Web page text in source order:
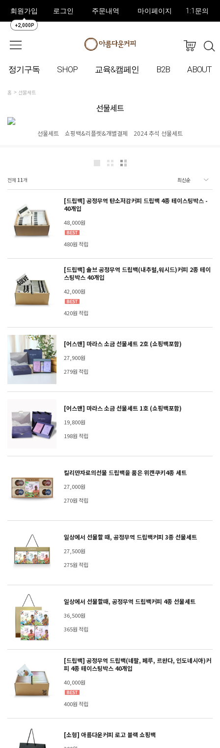
회원가입
+2,000P
로그인 주문내역 마이페이지 1:1문의
정기구독 SHOP 교육&캠페인 B2B ABOUT
홈 선물세트
선물세트
선물세트 쇼핑백&리플렛&개별결제 2024 추석 선물세트
전체 11개
[드립백] 공정무역 탄소저감커피 드립백 4종 테이스팅박스 -
40개입
48,000원
480원 적립
[드립백] 솔브 공정무역 드립백(내추럴,워시드)커피 2종 테이
스팅박스 40개입
42,000원
420원 적립
[어스맨] 마라스 소금 선물세트 2호 (쇼핑백포함)
27,900원
279원 적립
[어스맨] 마라스 소금 선물세트 1호 (쇼핑백포함)
19,800원
198원 적립
킬리만자로의선물 드립백을 품은 위캔쿠키4종 세트
27,000원
270원 적립
일상에서 선물할 때, 공정무역 드립백커피 3종 선물세트
27,500원
275원 적립
일상에서 선물할때, 공정무역 드립백커피 4종 선물세트
36,500원
365원 적립
[드립백] 공정무역 드립백(네팔, 페루, 르완다, 인도네시아)커
피 4종 테이스팅박스 40개입
40,000원
400원 적립
[소형] 아름다운커피 로고 블랙 쇼핑백